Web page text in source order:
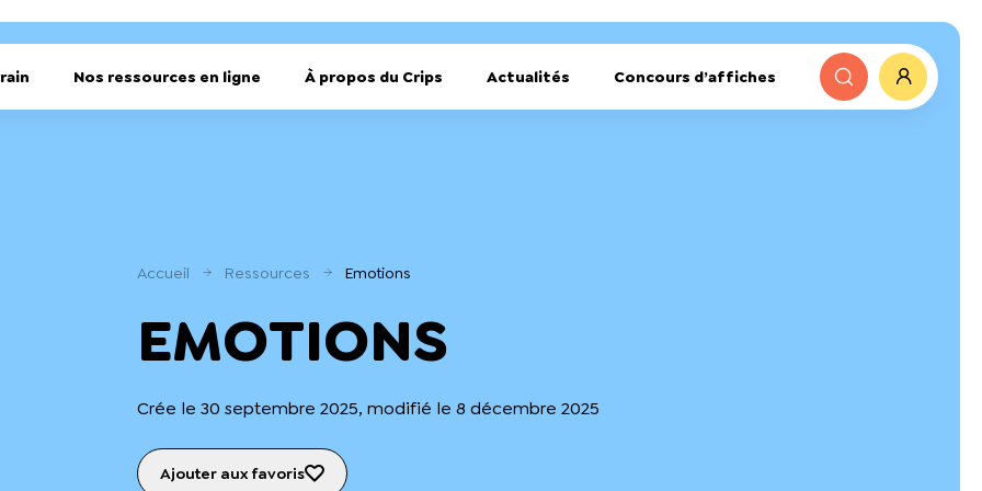
Nos ressources en ligne À propos du Crips Actualités Concours d’affiches
Accueil Ressources Emotions
EMOTIONS
Crée le 30 septembre 2025, modifié le 8 décembre 2025
Ajouter aux favoris